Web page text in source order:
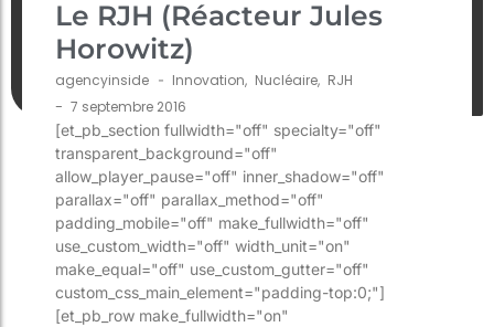
Le RJH (Réacteur Jules
Horowitz)
agencyinside - Innovation, Nucléaire, RJH
- 7 septembre 2016
[et_pb_section fullwidth="off" specialty="off"
transparent_background="off"
allow_player_pause="off" inner_shadow="off"
parallax="off" parallax_method="off"
padding_mobile="off" make_fullwidth="off"
use_custom_width="off" width_unit="on"
make_equal="off" use_custom_gutter="off"
custom_css_main_element="padding-top:0;"]
[et_pb_row make_fullwidth="on"